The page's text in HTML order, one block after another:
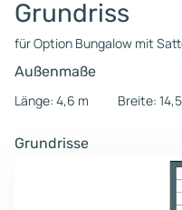
Grundriss
für Option Bungalow mit
Außenmaße
Länge: 4,6 m
Breite:
Grundrisse